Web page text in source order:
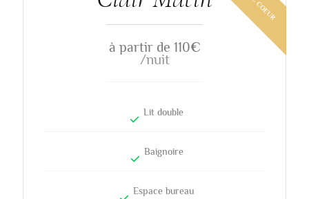
à partir de 110€
/nuit
Lit double
Baignoire
Espace bureau